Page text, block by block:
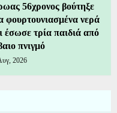
56χρονος βούτηξε
φουρτουνιασμένα νερά
έσωσε τρία παιδιά από
πνιγμό
2026